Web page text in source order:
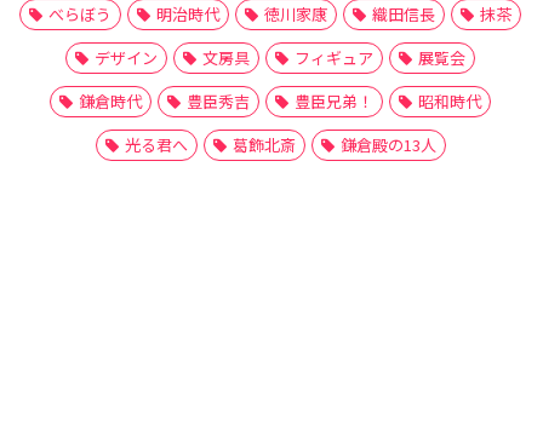
べらぼう
明治時代 徳川家康 織田信長
抹茶
デザイン
文房具 フィギュア
展覧会
鎌倉時代
豊臣秀吉 豊臣兄弟！
昭和時代
光る君へ
葛飾北斎 鎌倉殿の13人